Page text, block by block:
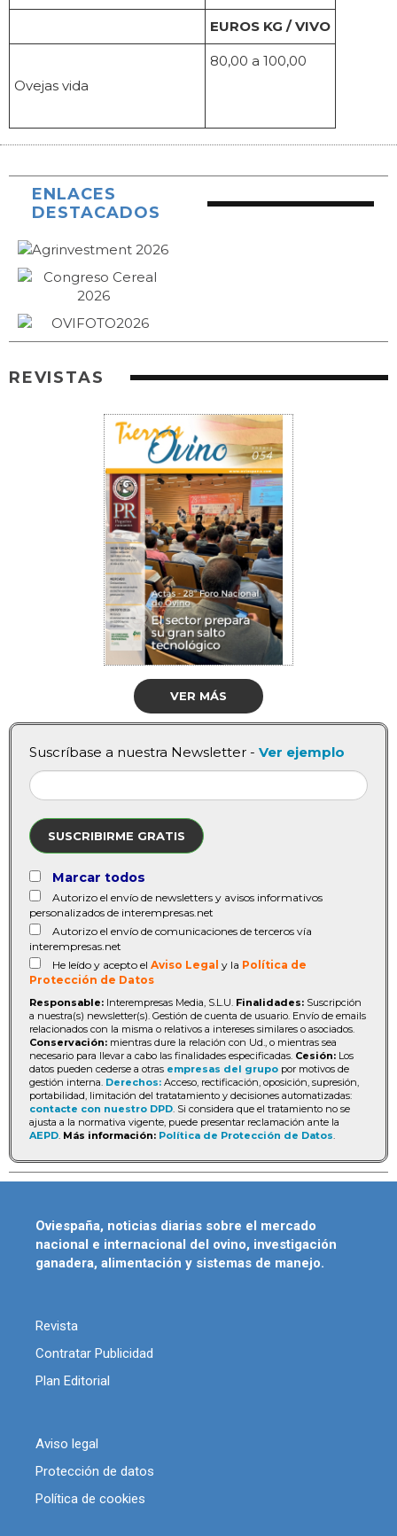
EUROS KG / VIVO
Ovejas vida
80,00 a 100,00
ENLACES
DESTACADOS
REVISTAS
VER MÁS
Suscríbase a nuestra Newsletter - Ver ejemplo
SUSCRIBIRME GRATIS
Marcar todos
Autorizo el envío de newsletters y avisos informativos
personalizados de interempresas.net
Autorizo el envío de comunicaciones de terceros vía
interempresas.net
He leído y acepto el Aviso Legal y la Política de
Protección de Datos
Responsable: Interempresas Media, S.L.U. Finalidades: Suscripción
a nuestra(s) newsletter(s). Gestión de cuenta de usuario. Envío de emails
relacionados con la misma o relativos a intereses similares o asociados.
Conservación: mientras dure la relación con Ud., o mientras sea
necesario para llevar a cabo las finalidades especificadas. Cesión: Los
datos pueden cederse a otras empresas del grupo por motivos de
gestión interna. Derechos: Acceso, rectificación, oposición, supresión,
portabilidad, limitación del tratatamiento y decisiones automatizadas:
contacte con nuestro DPD . Si considera que el tratamiento no se
ajusta a la normativa vigente, puede presentar reclamación ante la
AEPD Más información: Política de Protección de Datos
Oviespaña, noticias diarias sobre el mercado
nacional e internacional del ovino, investigación
ganadera, alimentación y sistemas de manejo.
Revista
Contratar Publicidad
Plan Editorial
Aviso legal
Protección de datos
Política de cookies